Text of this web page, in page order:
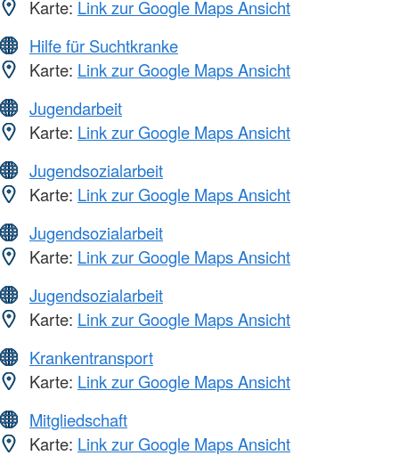
Karte: Link zur Google Maps Ansicht
Hilfe für Suchtkranke
Karte: Link zur Google Maps Ansicht
Jugendarbeit
Karte: Link zur Google Maps Ansicht
Jugendsozialarbeit
Karte: Link zur Google Maps Ansicht
Jugendsozialarbeit
Karte: Link zur Google Maps Ansicht
Jugendsozialarbeit
Karte: Link zur Google Maps Ansicht
Krankentransport
Karte: Link zur Google Maps Ansicht
Mitgliedschaft
Karte: Link zur Google Maps Ansicht